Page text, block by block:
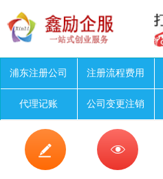
浦东注册公司 注册流程费用
代理记账 公司变更注销
 